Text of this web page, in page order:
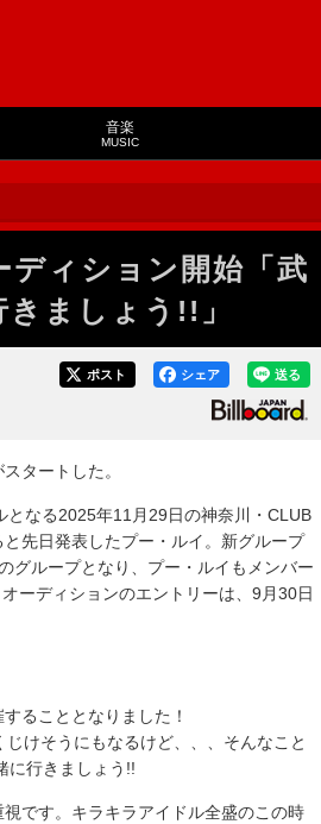
音楽
MUSIC
ディション開始「武
ましょう!!」
送る
シェア
ポスト
タートした。
なる2025年11月29日の神奈川・CLUB
先日発表したプー・ルイ。新グループ
グループとなり、プー・ルイもメンバー
ーディションのエントリーは、9月30日
ることとなりました！
けそうにもなるけど、、、そんなこと
に行きましょう!!
です。キラキラアイドル全盛のこの時